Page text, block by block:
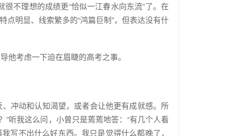
不理想的成绩更“恰似一江春水向东流”了。在
点明显、线索繁多的“鸿篇巨制”，但表达没有什
他考虑一下迫在眉睫的高考之事。
冲动和认知渴望，或者会让他更有成就感。所
听我这么问，小曾只是蔫蔫地答：“有几个人看
写不出什么好东西。我只是觉得什么都晚了，